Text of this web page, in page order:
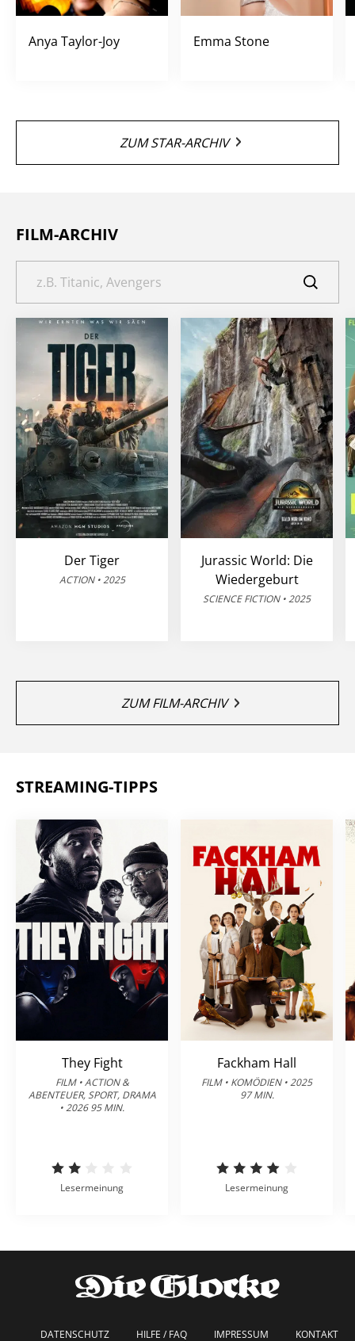
Anya Taylor-Joy Emma Stone
ZUM STAR-ARCHIV
FILM-ARCHIV
Der Tiger
ACTION • 2025
Jurassic World: Die
Wiedergeburt
SCIENCE FICTION • 2025
ZUM FILM-ARCHIV
STREAMING-TIPPS
They Fight
FILM • ACTION &
ABENTEUER, SPORT, DRAMA
• 2026 95 MIN.
Lesermeinung
Fackham Hall
FILM • KOMÖDIEN • 2025
97 MIN.
Lesermeinung
DATENSCHUTZ HILFE / FAQ IMPRESSUM KONTAKT